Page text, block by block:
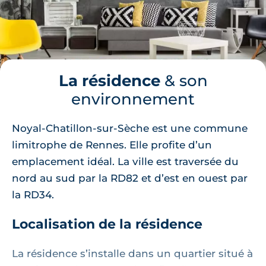
La résidence& son
environnement
Noyal-Chatillon-sur-Sèche est une commune
limitrophe de Rennes. Elle profite d’un
emplacement idéal. La ville est traversée du
nord au sud par la RD82 et d’est en ouest par
la RD34.
Localisation de la résidence
La résidence s’installe dans un quartier situé à